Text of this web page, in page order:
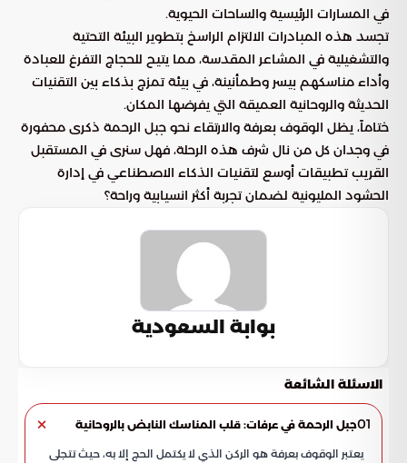
في المسارات الرئيسية والساحات الحيوية.
تجسد هذه المبادرات الالتزام الراسخ بتطوير البيئة التحتية
والتشغيلية في المشاعر المقدسة، مما يتيح للحجاج التفرغ للعبادة
وأداء مناسكهم بيسر وطمأنينة، في بيئة تمزج بذكاء بين التقنيات
الحديثة والروحانية العميقة التي يفرضها المكان.
ختاماً، يظل الوقوف بعرفة والارتقاء نحو جبل الرحمة ذكرى محفورة
في وجدان كل من نال شرف هذه الرحلة، فهل سنرى في المستقبل
القريب تطبيقات أوسع لتقنيات الذكاء الاصطناعي في إدارة
الحشود المليونية لضمان تجربة أكثر انسيابية وراحة؟
بوابة السعودية
الاسئلة الشائعة
01جبل الرحمة في عرفات: قلب المناسك النابض بالروحانية
يعتبر الوقوف بعرفة هو الركن الذي لا يكتمل الحج إلا به، حيث تتجلى